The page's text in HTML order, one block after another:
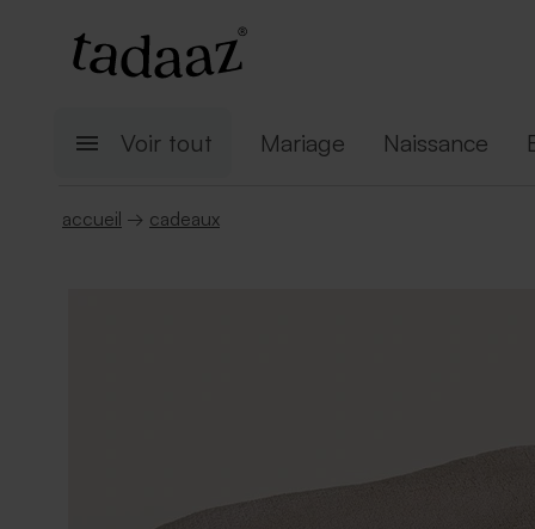
Voir tout Mariage Naissance
accueil → cadeaux